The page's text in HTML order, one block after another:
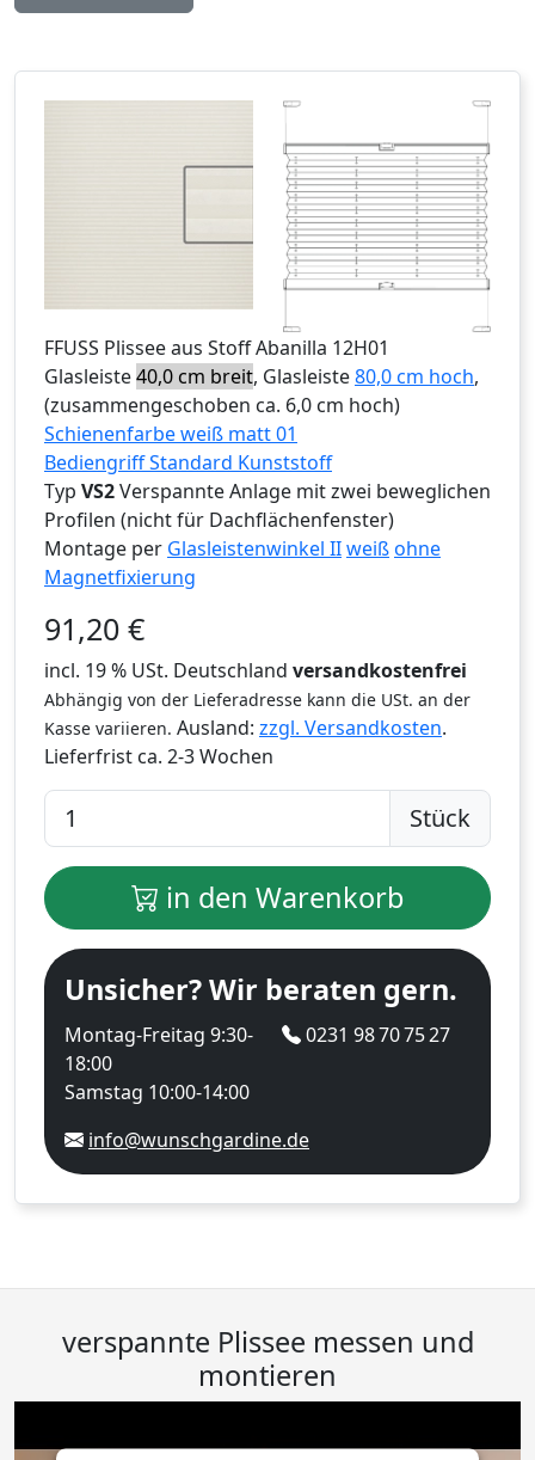
FFUSS Plissee aus Stoff Abanilla 12H01
Glasleiste40,0 cm breit, Glasleiste80,0 cm hoch,
(zusammengeschoben ca. 6,0 cm hoch)
Schienenfarbe weiß matt 01
Bediengriff Standard Kunststoff
Typ VS2Verspannte Anlage mit zwei beweglichen
Profilen (nicht für Dachflächenfenster)
Montage per Glasleistenwinkel IIweißohne
Magnetfixierung
91,20 €
incl. 19 % USt. Deutschland versandkostenfrei
Abhängig von der Lieferadresse kann die USt. an der
Kasse variieren. Ausland: zzgl. Versandkosten.
Lieferfrist ca. 2-3 Wochen
Stück
in den Warenkorb
Unsicher? Wir beraten gern.
Montag-Freitag 9:30-
18:00
Samstag 10:00-14:00
0231 98 70 75 27
info@wunschgardine.de
verspannte Plissee messen und
montieren